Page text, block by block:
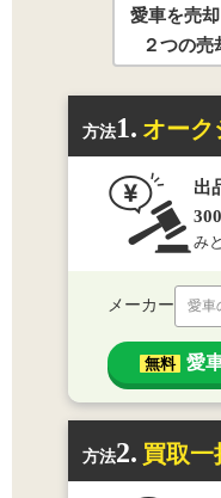
愛車を売
２つの売
方法1. オーク
出
み
メーカー 愛車
無料 愛
方法2. 買取一